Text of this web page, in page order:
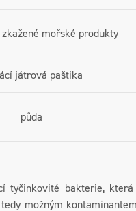
mořské produkty
játrová paštika
půda
tyčinkovité bakterie,
možným